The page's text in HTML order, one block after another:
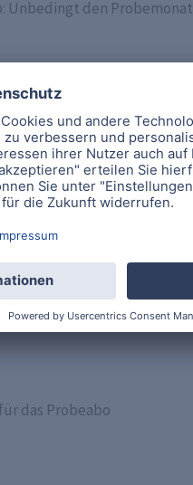
Unbedingt den
Probemonaten für Apple
Kauf eines neuen
geschenkt. Leider ist
Probeabos für Apple TV
das Probeabo